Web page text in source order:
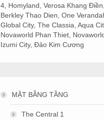
4 Homyland ,Verosa Khang Điền
Berkley Thao Dien ,One
Global City,The Classia ,Aqua
Novaworld Phan Thiet
Izumi City,Đảo Kim Cương
MẶT BẰNG TẦNG
The Central 1